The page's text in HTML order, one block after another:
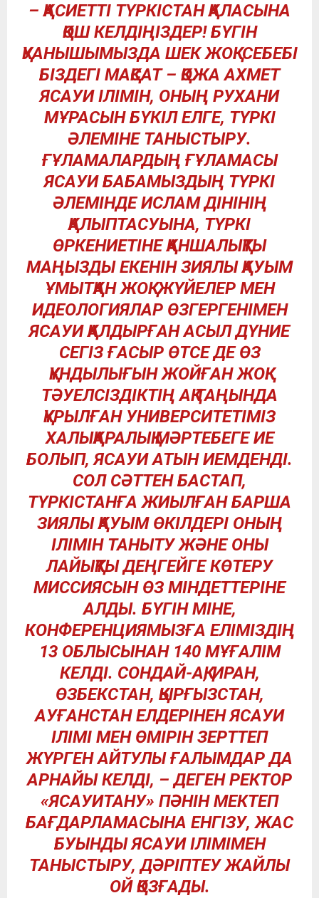
– ҚАСИЕТТІ ТҮРКІСТАН ҚАЛАСЫНА
ҚОШ КЕЛДІҢІЗДЕР! БҮГІН
ҚУАНЫШЫМЫЗДА ШЕК ЖОҚ. СЕБЕБІ
БІЗДЕГІ МАҚСАТ – ҚОЖА АХМЕТ
ЯСАУИ ІЛІМІН, ОНЫҢ РУХАНИ
МҰРАСЫН БҮКІЛ ЕЛГЕ, ТҮРКІ
ӘЛЕМІНЕ ТАНЫСТЫРУ.
ҒҰЛАМАЛАРДЫҢ ҒҰЛАМАСЫ
ЯСАУИ БАБАМЫЗДЫҢ ТҮРКІ
ӘЛЕМІНДЕ ИСЛАМ ДІНІНІҢ
ҚАЛЫПТАСУЫНА, ТҮРКІ
ӨРКЕНИЕТІНЕ ҚАНШАЛЫҚТЫ
МАҢЫЗДЫ ЕКЕНІН ЗИЯЛЫ ҚАУЫМ
ҰМЫТҚАН ЖОҚ. ЖҮЙЕЛЕР МЕН
ИДЕОЛОГИЯЛАР ӨЗГЕРГЕНІМЕН
ЯСАУИ ҚАЛДЫРҒАН АСЫЛ ДҮНИЕ
СЕГІЗ ҒАСЫР ӨТСЕ ДЕ ӨЗ
ҚҰНДЫЛЫҒЫН ЖОЙҒАН ЖОҚ.
ТӘУЕЛСІЗДІКТІҢ АҚ ТАҢЫНДА
ҚҰРЫЛҒАН УНИВЕРСИТЕТІМІЗ
ХАЛЫҚАРАЛЫҚ МӘРТЕБЕГЕ ИЕ
БОЛЫП, ЯСАУИ АТЫН ИЕМДЕНДІ.
СОЛ СӘТТЕН БАСТАП,
ТҮРКІСТАНҒА ЖИЫЛҒАН БАРША
ЗИЯЛЫ ҚАУЫМ ӨКІЛДЕРІ ОНЫҢ
ІЛІМІН ТАНЫТУ ЖӘНЕ ОНЫ
ЛАЙЫҚТЫ ДЕҢГЕЙГЕ КӨТЕРУ
МИССИЯСЫН ӨЗ МІНДЕТТЕРІНЕ
АЛДЫ. БҮГІН МІНЕ,
КОНФЕРЕНЦИЯМЫЗҒА ЕЛІМІЗДІҢ
13 ОБЛЫСЫНАН 140 МҰҒАЛІМ
КЕЛДІ. СОНДАЙ-АҚ, ИРАН,
ӨЗБЕКСТАН, ҚЫРҒЫЗСТАН,
АУҒАНСТАН ЕЛДЕРІНЕН ЯСАУИ
ІЛІМІ МЕН ӨМІРІН ЗЕРТТЕП
ЖҮРГЕН АЙТУЛЫ ҒАЛЫМДАР ДА
АРНАЙЫ КЕЛДІ, – ДЕГЕН РЕКТОР
«ЯСАУИТАНУ» ПӘНІН МЕКТЕП
БАҒДАРЛАМАСЫНА ЕНГІЗУ, ЖАС
БУЫНДЫ ЯСАУИ ІЛІМІМЕН
ТАНЫСТЫРУ, ДӘРІПТЕУ ЖАЙЛЫ
ОЙ ҚОЗҒАДЫ.